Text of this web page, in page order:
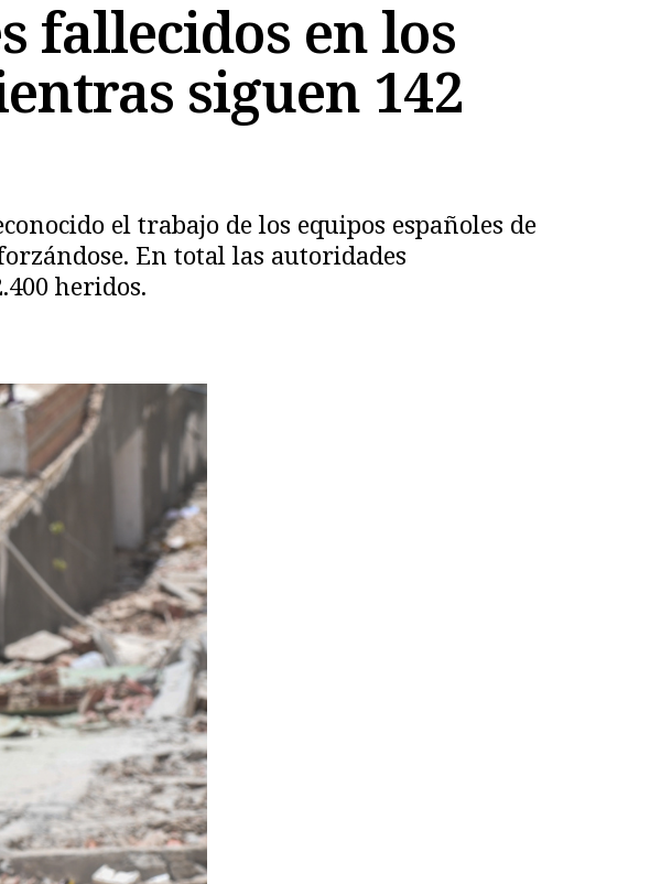
fallecidos en los
siguen 142
el trabajo de los equipos españoles de
En total las autoridades
heridos.